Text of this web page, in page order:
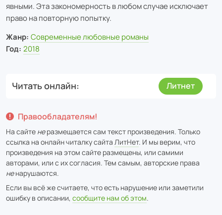
явными. Эта закономерность в любом случае исключает
право на повторную попытку.
Жанр: Современные любовные романы
Год: 2018
Читать онлайн Литнет
Правообладателям!
На сайте неразмещается сам текст произведения. Только
ссылка на онлайн читалку сайта ЛитНет. И мы верим, что
произведения на этом сайте размещены, или самими
авторами, или с их согласия. Тем самым, авторские права
ненарушаются.
Если вы всё же считаете, что есть нарушение или заметили
ошибку в описании, сообщите нам об этом.